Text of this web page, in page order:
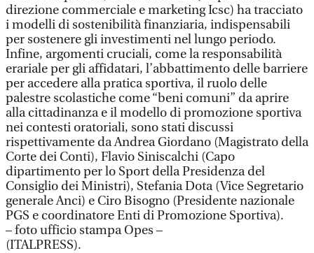
direzione commerciale e marketing Icsc) ha tracciato
i modelli di sostenibilità finanziaria, indispensabili
per sostenere gli investimenti nel lungo periodo.
Infine, argomenti cruciali, come la responsabilità
erariale per gli affidatari, l’abbattimento delle barriere
per accedere alla pratica sportiva, il ruolo delle
palestre scolastiche come “beni comuni” da aprire
alla cittadinanza e il modello di promozione sportiva
nei contesti oratoriali, sono stati discussi
rispettivamente da Andrea Giordano (Magistrato della
Corte dei Conti), Flavio Siniscalchi (Capo
dipartimento per lo Sport della Presidenza del
Consiglio dei Ministri), Stefania Dota (Vice Segretario
generale Anci) e Ciro Bisogno (Presidente nazionale
PGS e coordinatore Enti di Promozione Sportiva).
– foto ufficio stampa Opes –
(ITALPRESS).